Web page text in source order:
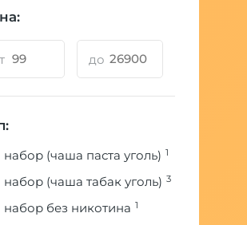
до
набор (чаша паста уголь) 1
набор (чаша табак уголь) 3
набор без никотина 1